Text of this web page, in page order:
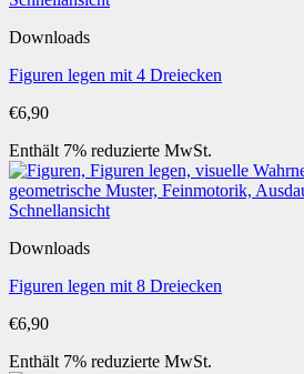
Downloads
Figuren legen mit 4 Dreiecken
€6,90
Enthält 7% reduzierte MwSt.
Schnellansicht
Downloads
Figuren legen mit 8 Dreiecken
€6,90
Enthält 7% reduzierte MwSt.